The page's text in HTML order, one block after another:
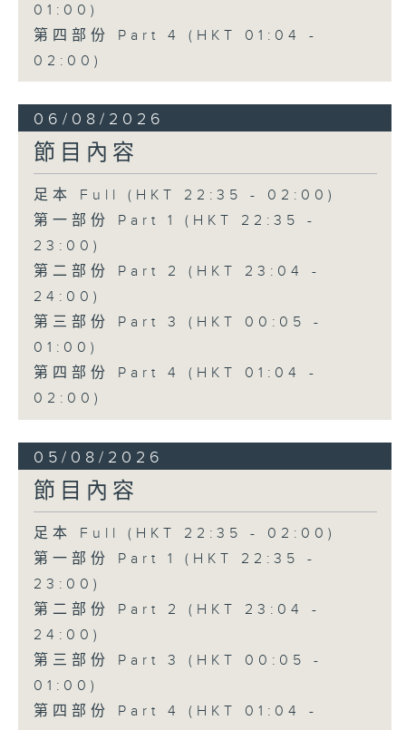
01:00)
第四部份 Part 4 (HKT 01:04 -
02:00)
06/08/2026
節目內容
足本 Full (HKT 22:35 - 02:00)
第一部份 Part 1 (HKT 22:35 -
23:00)
第二部份 Part 2 (HKT 23:04 -
24:00)
第三部份 Part 3 (HKT 00:05 -
01:00)
第四部份 Part 4 (HKT 01:04 -
02:00)
05/08/2026
節目內容
足本 Full (HKT 22:35 - 02:00)
第一部份 Part 1 (HKT 22:35 -
23:00)
第二部份 Part 2 (HKT 23:04 -
24:00)
第三部份 Part 3 (HKT 00:05 -
01:00)
第四部份 Part 4 (HKT 01:04 -